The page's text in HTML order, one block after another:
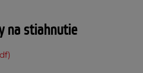
na stiahnutie